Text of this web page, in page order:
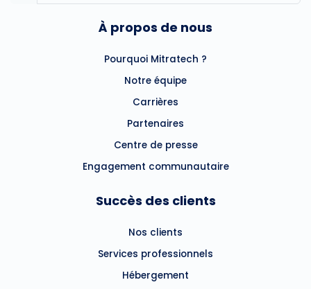
À propos de nous
Pourquoi Mitratech ?
Notre équipe
Carrières
Partenaires
Centre de presse
Engagement communautaire
Succès des clients
Nos clients
Services professionnels
Hébergement